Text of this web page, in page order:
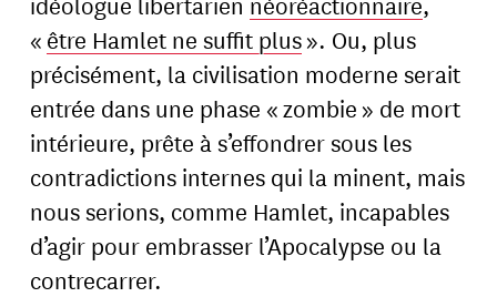
« être Hamlet ne suffit plus». Ou, plus
précisément, la civilisation moderne serait
entrée dans une phase « zombie » de mort
intérieure, prête à s’effondrer sous les
contradictions internes qui la minent, mais
nous serions, comme Hamlet, incapables
d’agir pour embrasser l’Apocalypse ou la
contrecarrer.